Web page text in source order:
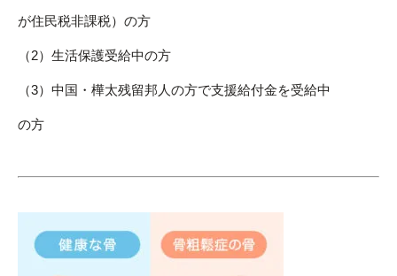
が住民税非課税）の方
（2）生活保護受給中の方
（3）中国・樺太残留邦人の方で支援給付金を受給中
の方